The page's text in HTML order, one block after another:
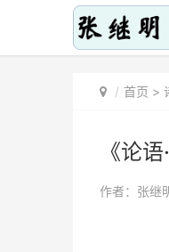
首页 >
《论
作者：张继